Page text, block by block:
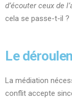
d’écouter ceux de
cela se passe-t-il ?
Le
La médiation
conflit accepte